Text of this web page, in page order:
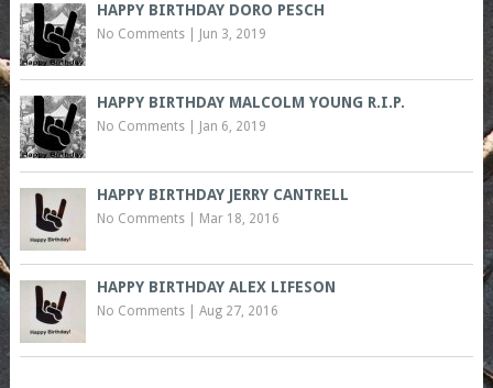
HAPPY BIRTHDAY DORO PESCH
No Comments| Jun 3, 2019
HAPPY BIRTHDAY MALCOLM YOUNG R.I.P.
No Comments| Jan 6, 2019
HAPPY BIRTHDAY JERRY CANTRELL
No Comments| Mar 18, 2016
HAPPY BIRTHDAY ALEX LIFESON
No Comments| Aug 27, 2016